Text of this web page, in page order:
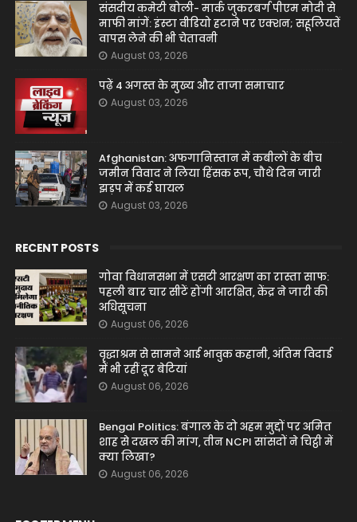
संसदीय कमेटी बोली- मार्क जुकरबर्ग पीएम मोदी से
माफी मांगें: इंस्टा वीडियो हटाने पर एक्शन; सहूलियतें
वापस लेने की भी चेतावनी
August 03, 2026
पढ़ें 4 अगस्त के मुख्य और ताजा समाचार
August 03, 2026
Afghanistan: अफगानिस्तान में कबीलों के बीच
जमीन विवाद ने लिया हिंसक रूप, चौथे दिन जारी
झड़प में कई घायल
August 03, 2026
RECENT POSTS
गोवा विधानसभा में एसटी आरक्षण का रास्ता साफ:
पहली बार चार सीटें होंगी आरक्षित, केंद्र ने जारी की
अधिसूचना
August 06, 2026
वृद्धाश्रम से सामने आई भावुक कहानी, अंतिम विदाई
में भी रहीं दूर बेटियां
August 06, 2026
Bengal Politics: बंगाल के दो अहम मुद्दों पर अमित
शाह से दखल की मांग, तीन NCPI सांसदों ने चिट्ठी में
क्या लिखा?
August 06, 2026